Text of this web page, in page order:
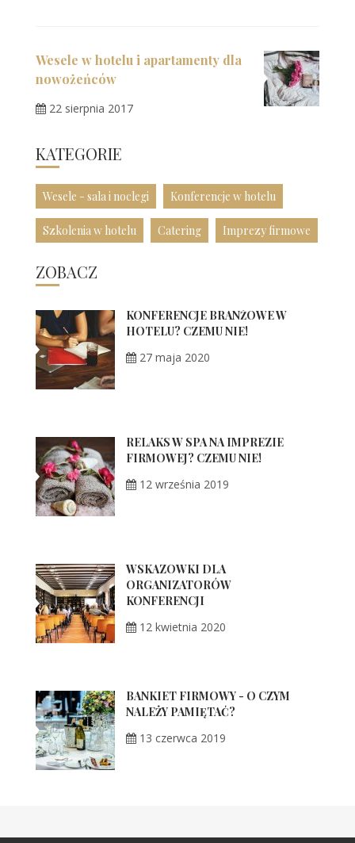
Wesele w hotelu i apartamenty dla
nowożeńców
22 sierpnia 2017
KATEGORIE
Wesele - sala i noclegi Konferencje w hotelu
Szkolenia w hotelu Catering Imprezy firmowe
ZOBACZ
KONFERENCJE BRANŻOWE W
HOTELU? CZEMU NIE!
27 maja 2020
RELAKS W SPA NA IMPREZIE
FIRMOWEJ? CZEMU NIE!
12 września 2019
WSKAZÓWKI DLA
ORGANIZATORÓW
KONFERENCJI
12 kwietnia 2020
BANKIET FIRMOWY - O CZYM
NALEŻY PAMIĘTAĆ?
13 czerwca 2019